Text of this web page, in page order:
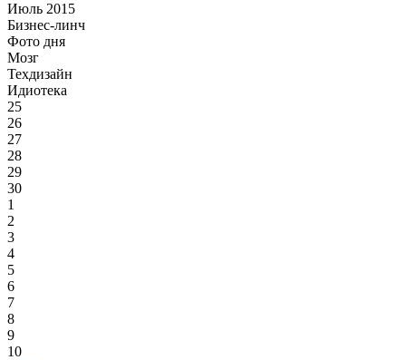
Июль 2015
Бизнес-линч
Фото дня
Мозг
Техдизайн
Идиотека
25
26
27
28
29
30
1
2
3
4
5
6
7
8
9
10